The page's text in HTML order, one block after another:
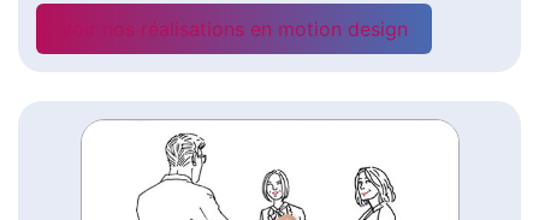
Voir nos réalisations en motion design